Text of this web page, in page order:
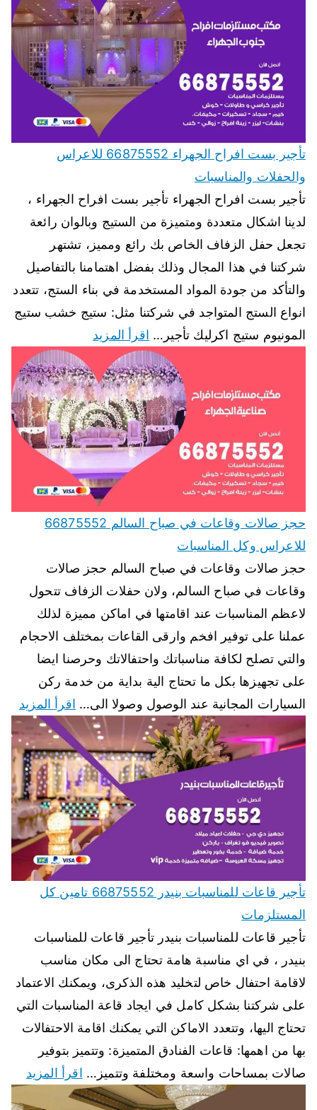
تأجير بست افراح الجهراء 66875552 للاعراس
والحفلات والمناسبات
تأجير بست افراح الجهراء تأجير بست افراح الجهراء ،
لدينا اشكال متعددة ومتميزة من الستيج وبالوان رائعة
تجعل حفل الزفاف الخاص بك رائع ومميز، تشتهر
شركتنا في هذا المجال وذلك بفضل اهتمامنا بالتفاصيل
والتأكد من جودة المواد المستخدمة في بناء الستج، تتعدد
انواع الستج المتواجد في شركتنا مثل: ستيج خشب ستيج
المونيوم ستيج اكرليك تأجير… اقرأ المزيد
حجز صالات وقاعات في صباح السالم 66875552
للاعراس وكل المناسبات
حجز صالات وقاعات في صباح السالم حجز صالات
وقاعات في صباح السالم، ولان حفلات الزفاف تتحول
لاعظم المناسبات عند اقامتها في اماكن مميزة لذلك
عملنا على توفير افخم وارقى القاعات بمختلف الاحجام
والتي تصلح لكافة مناسباتك واحتفالاتك وحرصنا ايضا
على تجهيزها بكل ما تحتاج الية بداية من خدمة ركن
السيارات المجانية عند الوصول وصولا الى… اقرأ المزيد
تأجير قاعات للمناسبات بنيدر 66875552 تامين كل
المستلزمات
تأجير قاعات للمناسبات بنيدر تأجير قاعات للمناسبات
بنيدر ، في اي مناسبة هامة تحتاج الى مكان مناسب
لاقامة احتفال خاص لتخليد هذه الذكرى، ويمكنك الاعتماد
على شركتنا بشكل كامل في ايجاد قاعة المناسبات التي
تحتاج اليها، وتتعدد الاماكن التي يمكنك اقامة الاحتفالات
بها من اهمها: قاعات الفنادق المتميزة: وتتميز بتوفير
صالات بمساحات واسعة ومختلفة وتتميز… اقرأ المزيد